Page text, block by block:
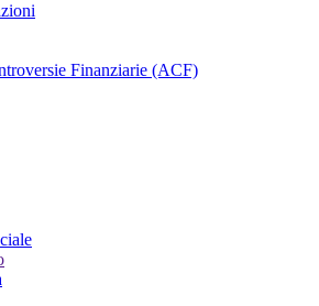
Finanziarie (ACF)